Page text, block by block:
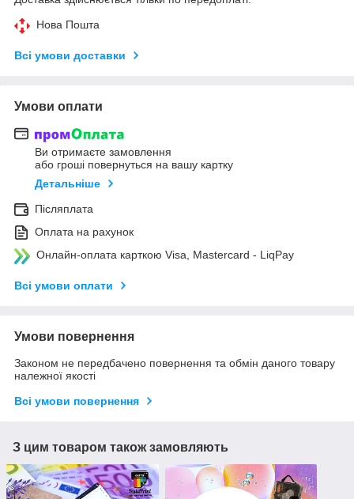
Нова Пошта
Всі умови доставки
Умови оплати
Ви отримаєте замовлення
або гроші повернуться на вашу картку
Детальніше
Післяплата
Оплата на рахунок
Онлайн-оплата карткою Visa, Mastercard - LiqPay
Всі умови оплати
Умови повернення
Законом не передбачено повернення та обмін даного товару
належної якості
Всі умови повернення
З цим товаром також замовляють